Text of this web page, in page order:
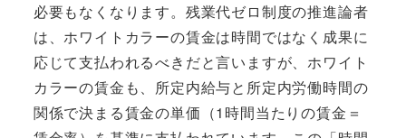
必要もなくなります。残業代ゼロ制度の推進論者
は、ホワイトカラーの賃金は時間ではなく成果に
応じて支払われるべきだと言いますが、ホワイト
カラーの賃金も、所定内給与と所定内労働時間の
関係で決まる賃金の単価（1時間当たりの賃金＝